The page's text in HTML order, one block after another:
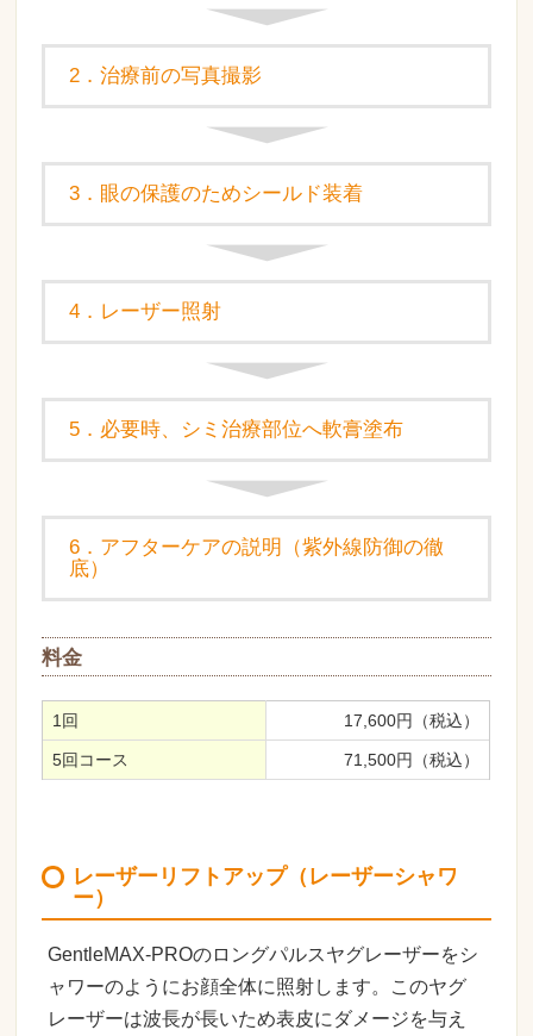
2．治療前の写真撮影
3．眼の保護のためシールド装着
4．レーザー照射
5．必要時、シミ治療部位へ軟膏塗布
6．アフターケアの説明（紫外線防御の徹
底）
料金
1回 17,600円（税込）
5回コース 71,500円（税込）
レーザーリフトアップ（レーザーシャワ
ー）
GentleMAX-PROのロングパルスヤグレーザーをシ
ャワーのようにお顔全体に照射します。このヤグ
レーザーは波長が長いため表皮にダメージを与え